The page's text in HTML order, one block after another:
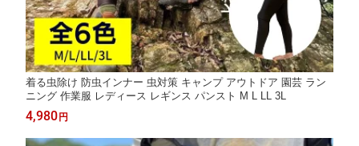
着る虫除け 防虫インナー 虫対策 キャンプ アウトドア 園芸 ラン
ニング 作業服 レディース レギンス パンスト M L LL 3L
4,980 円